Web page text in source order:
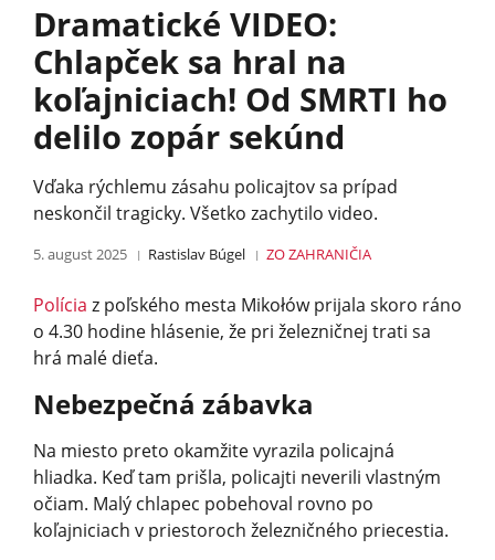
Dramatické VIDEO:
Chlapček sa hral na
koľajniciach! Od SMRTI ho
delilo zopár sekúnd
Vďaka rýchlemu zásahu policajtov sa prípad
neskončil tragicky. Všetko zachytilo video.
5. august 2025 Rastislav Búgel ZO ZAHRANIČIA
Polícia z poľského mesta Mikołów prijala skoro ráno
o 4.30 hodine hlásenie, že pri železničnej trati sa
hrá malé dieťa.
Nebezpečná zábavka
Na miesto preto okamžite vyrazila policajná
hliadka. Keď tam prišla, policajti neverili vlastným
očiam. Malý chlapec pobehoval rovno po
koľajniciach v priestoroch železničného priecestia.